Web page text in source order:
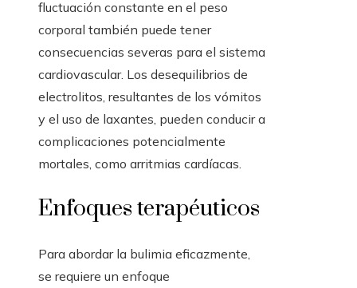
fluctuación constante en el peso
corporal también puede tener
consecuencias severas para el sistema
cardiovascular. Los desequilibrios de
electrolitos, resultantes de los vómitos
y el uso de laxantes, pueden conducir a
complicaciones potencialmente
mortales, como arritmias cardíacas.
Enfoques terapéuticos
Para abordar la bulimia eficazmente,
se requiere un enfoque